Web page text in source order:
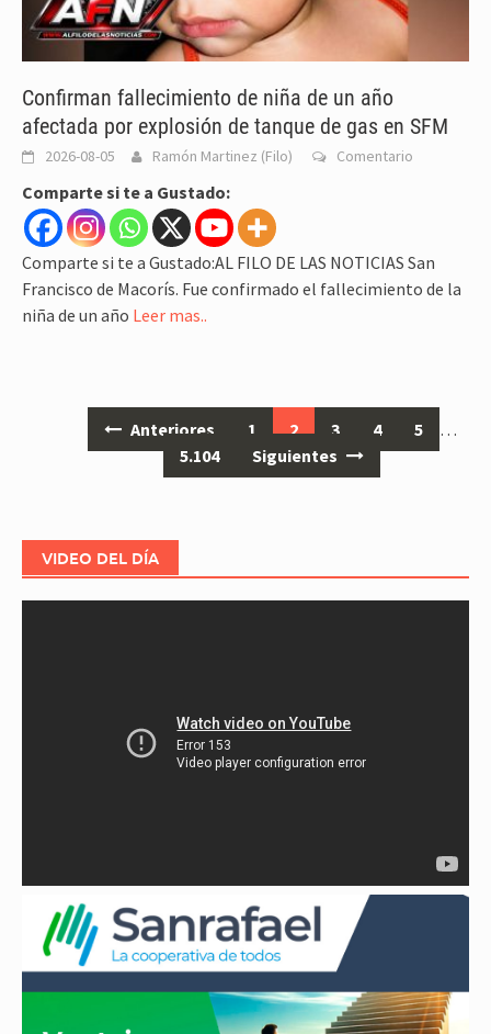
Confirman fallecimiento de niña de un año
afectada por explosión de tanque de gas en SFM
2026-08-05 Ramón Martinez (Filo) Comentario
Comparte si te a Gustado:
Comparte si te a Gustado:AL FILO DE LAS NOTICIAS San
Francisco de Macorís. Fue confirmado el fallecimiento de la
niña de un año Leer mas..
Anteriores 1 2 3 4 5
…
5.104
Siguientes
VIDEO DEL DÍA